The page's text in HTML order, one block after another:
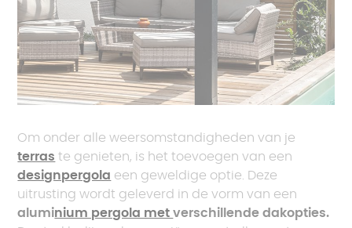
Om onder alle weersomstandigheden van je
terras te genieten, is het toevoegen van een
designpergola een geweldige optie. Deze
uitrusting wordt geleverd in de vorm van een
aluminium pergola metverschillende dakopties.